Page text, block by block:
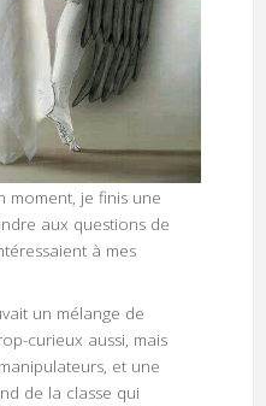
moment, je finis une
aux questions de
à mes
un mélange de
curieux aussi, mais
et une
de la classe qui